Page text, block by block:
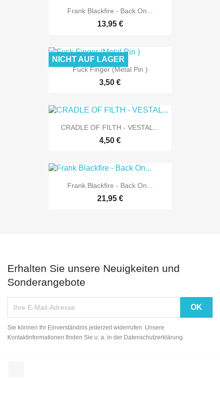
Frank Blackfire - Back On...
13,95 €
Fuck Finger (Metal Pin )
3,50 €
NICHT AUF LAGER
CRADLE OF FILTH - VESTAL...
4,50 €
Frank Blackfire - Back On...
21,95 €
Erhalten Sie unsere Neuigkeiten und
Sonderangebote
Sie können Ihr Einverständnis jederzeit widerrufen. Unsere
Kontaktinformationen finden Sie u. a. in der Datenschutzerklärung.